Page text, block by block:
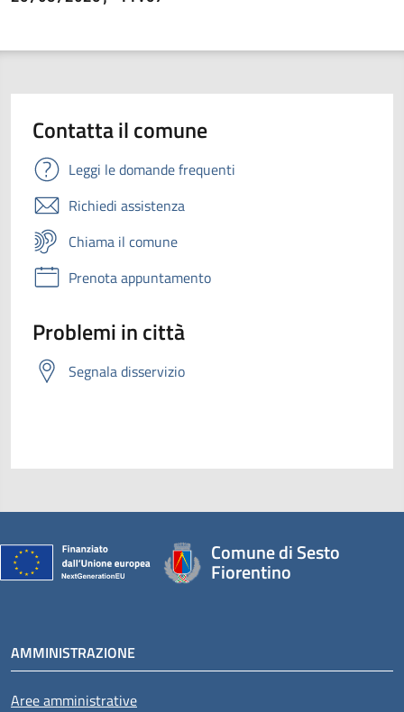
Contatta il comune
Leggi le domande frequenti
Richiedi assistenza
Chiama il comune
Prenota appuntamento
Problemi in città
Segnala disservizio
Comune di Sesto
Fiorentino
AMMINISTRAZIONE
Aree amministrative